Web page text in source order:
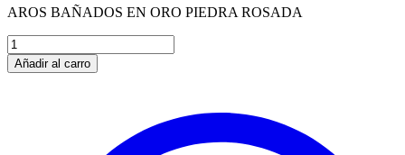
AROS BAÑADOS EN ORO PIEDRA ROSADA
Añadir al carro